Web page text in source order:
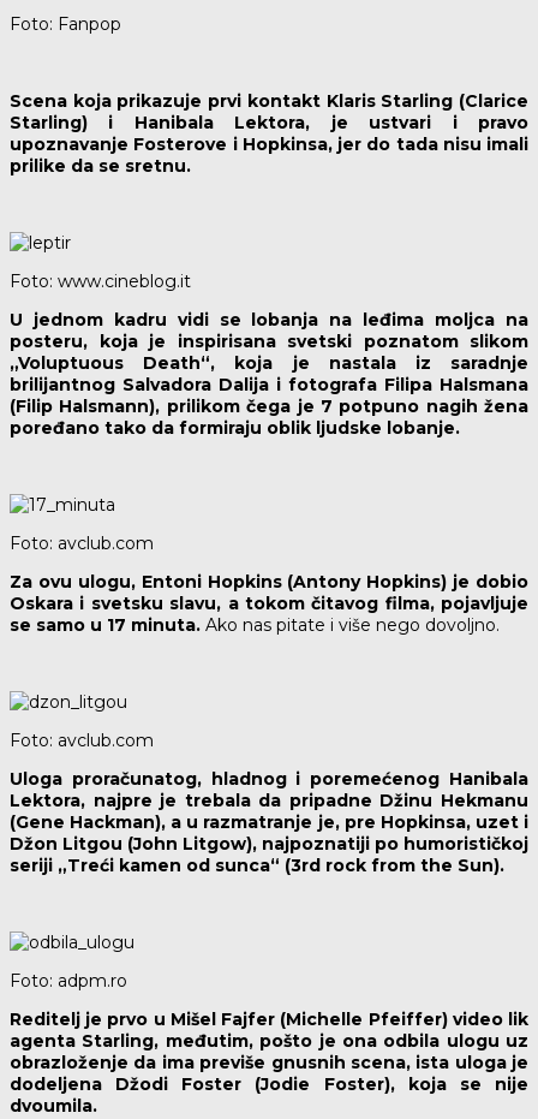
Foto: Fanpop
Scena koja prikazuje prvi kontakt Klaris Starling (Clarice
Starling) i Hanibala Lektora, je ustvari i pravo
upoznavanje Fosterove i Hopkinsa, jer do tada nisu imali
prilike da se sretnu.
Foto: www.cineblog.it
U jednom kadru vidi se lobanja na leđima moljca na
posteru, koja je inspirisana svetski poznatom slikom
„Voluptuous Death“, koja je nastala iz saradnje
brilijantnog Salvadora Dalija i fotografa Filipa Halsmana
(Filip Halsmann), prilikom čega je 7 potpuno nagih žena
poređano tako da formiraju oblik ljudske lobanje.
Foto: avclub.com
Za ovu ulogu, Entoni Hopkins (Antony Hopkins) je dobio
Oskara i svetsku slavu, a tokom čitavog filma, pojavljuje
se samo u 17 minuta. Ako nas pitate i više nego dovoljno.
Foto: avclub.com
Uloga proračunatog, hladnog i poremećenog Hanibala
Lektora, najpre je trebala da pripadne Džinu Hekmanu
(Gene Hackman), a u razmatranje je, pre Hopkinsa, uzet i
Džon Litgou (John Litgow), najpoznatiji po humorističkoj
seriji „Treći kamen od sunca“ (3rd rock from the Sun).
Foto: adpm.ro
Reditelj je prvo u Mišel Fajfer (Michelle Pfeiffer) video lik
agenta Starling, međutim, pošto je ona odbila ulogu uz
obrazloženje da ima previše gnusnih scena, ista uloga je
dodeljena Džodi Foster (Jodie Foster), koja se nije
dvoumila.